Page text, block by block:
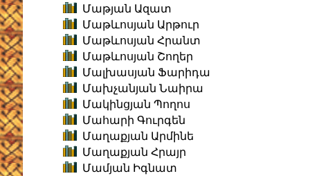
Մաթյան Ազատ
Մաթևոսյան Արթուր
Մաթևոսյան Հրանտ
Մաթևոսյան Շողեր
Մալխասյան Ֆարիդա
Մախչանյան Նաիրա
Մակինցյան Պողոս
Մահարի Գուրգեն
Մաղաքյան Արմինե
Մաղաքյան Հրայր
Մամյան Իգնատ